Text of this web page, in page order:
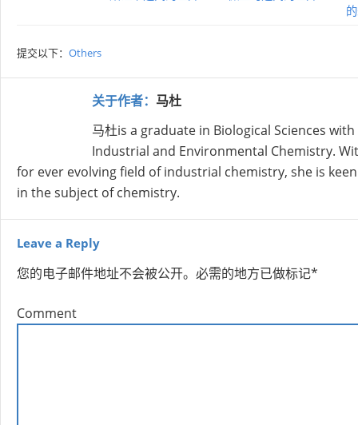
提交以下： Others
关于作者： 马杜
马杜is a graduate in Biological Sciences
Industrial and Environmental Chemistry.
for ever evolving field of industrial chemistry, she is
in the subject of chemistry.
Leave a Reply
您的电子邮件地址不会被公开。 必需的地方已做标记*
Comment